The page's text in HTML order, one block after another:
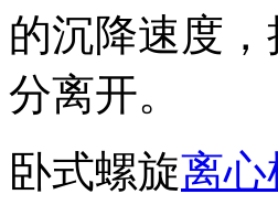
的沉降速度
分离开。
卧式螺旋离心